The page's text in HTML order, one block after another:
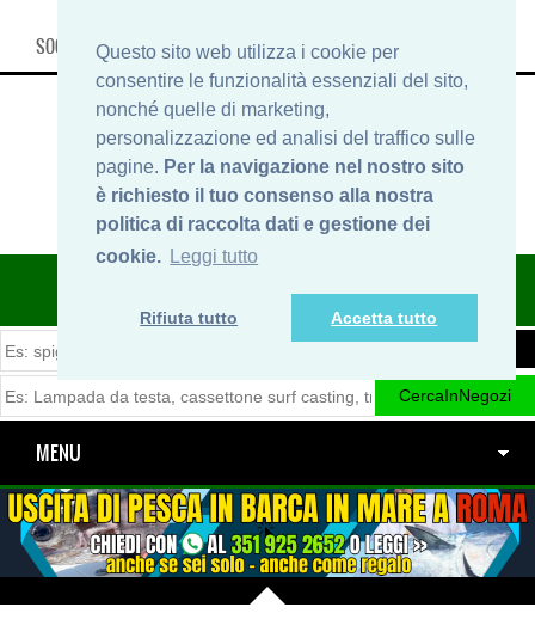
Questo sito web utilizza i cookie per
consentire le funzionalità essenziali del sito,
nonché quelle di marketing,
personalizzazione ed analisi del traffico sulle
pagine. Per la navigazione nel nostro sito
è richiesto il tuo consenso alla nostra
politica di raccolta dati e gestione dei
cookie. Leggi tutto
Rifiuta tutto Accetta tutto
SOCIAL, INFO & SHOP
ITINERARIDIPESCA.IT
MENU